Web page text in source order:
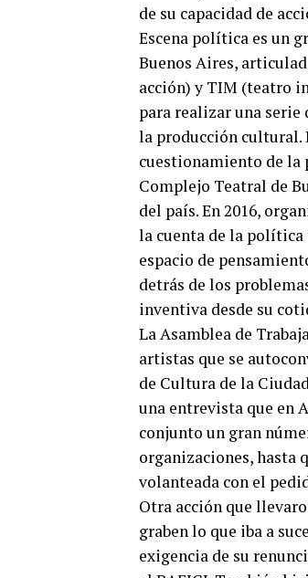
de su capacidad de
Escena política es un
Buenos Aires,
acción) y TIM (teatro
para realizar una
la producción cultural.
cuestionamiento de la
Complejo Teatral de
del país. En 2016,
la cuenta de la
espacio de
detrás de los
inventiva desde su
La Asamblea de
artistas que se
de Cultura de la
una entrevista que en
conjunto un gran
organizaciones, hasta
volanteada con el
Otra acción que
graben lo que iba a
exigencia de su